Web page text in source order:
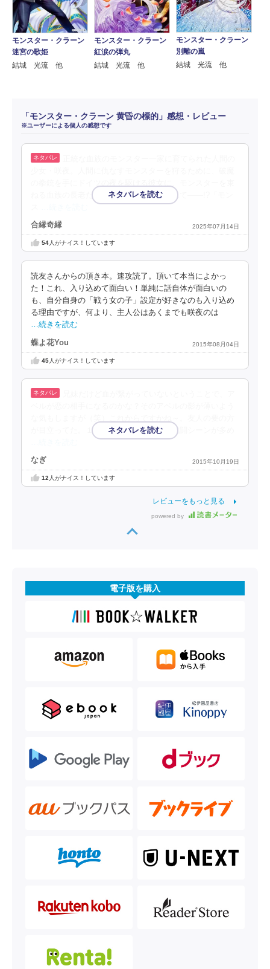
モンスター・クラーン
迷宮の歌姫
結城 光流 他
モンスター・クラーン
紅涙の弾丸
結城 光流 他
モンスター・クラーン
別離の嵐
結城 光流 他
「モンスター・クラーン 黄昏の標的」感想・レビュー
※ユーザーによる個人の感想です
ねる血族の長老たちからある密命が下されて――!?「モン
合縁奇縁 2025年07月14日
54人がナイス！しています
読友さんからの頂き本。速攻読了。頂いて本当によかっ
た！これ、入り込めて面白い！単純に話自体が面白いの
も、自分自身の「戦う女の子」設定が好きなのも入り込め
る理由ですが、何より、主人公はあくまでも咲夜のは
…続きを読む
蝶よ花You 2015年08月04日
45人がナイス！しています
が目立ってた。１巻はまだラブはなく、戦闘シーンが多め
なぎ 2015年10月19日
12人がナイス！しています
レビューをもっと見る
powered by
電子版を購入